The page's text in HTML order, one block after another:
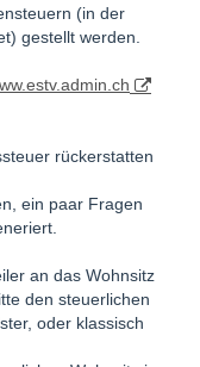
sparen, wo das
weiterer Vorteil von
erledigt. Von diesen
aber nicht schlechter
selbst. Kein
(in der
gestellt werden.
rückerstatten
ein paar Fragen
an das Wohnsitz
den steuerlichen
oder klassisch